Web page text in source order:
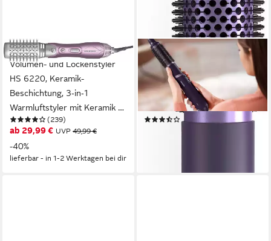
GRUNDIG
Volumen- und Lockenstyler
HS 6220, Keramik-
Beschichtung, 3‑in‑1
Warmluftstyler mit Keramik &
Volumenaufsätzen (1100W)
(239)
ab 29,99 € UVP 49,99 €
-40%
lieferbar - in 1-2 Werktagen bei dir
PHILIPS
Warmluftbürste AirStyler
Series 3000 BHA305/00, mit
Ionen-Technologie, Keratin-
Keramikbeschichtung und 3
Aufsätzen(39)
ab 44,99 €